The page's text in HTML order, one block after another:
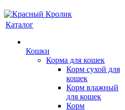
Каталог
Кошки
Корма для кошек
Корм сухой для
кошек
Корм влажный
для кошек
Корм